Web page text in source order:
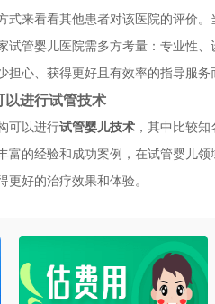
式来看看其他患者对该医院的评价
试管婴儿医院需多方考量：专业性
担心、获得更好且有效率的指导服
以进行试管技术
可以进行试管婴儿技术 ，其中比较
富的经验和成功案例，在试管婴儿
更好的治疗效果和体验。